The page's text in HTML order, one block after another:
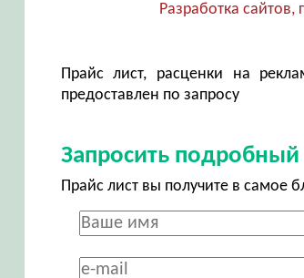
Разработка сайтов,
Прайс лист, расценки на
предоставлен по запросу
Запросить подробный
Прайс лист вы получите в самое